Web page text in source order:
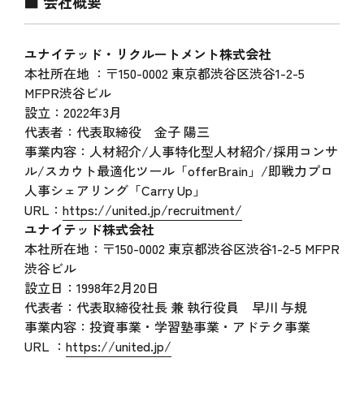
ユナイテッド・リクルートメント株式会社
本社所在地 ：〒150-0002 東京都渋谷区渋谷1-2-5
MFPR渋谷ビル
設立：2022年3月
代表者：代表取締役 金子 陽三
事業内容：人材紹介/人事特化型人材紹介/採用コンサ
ル/スカウト最適化ツール「offerBrain」/即戦力プロ
人事シェアリング「Carry Up」
URL： https://united.jp/recruitment/
ユナイテッド株式会社
本社所在地：〒150-0002 東京都渋谷区渋谷1-2-5 MFPR
渋谷ビル
設立日：1998年2月20日
代表者：代表取締役社長 兼 執行役員 早川 与規
事業内容：投資事業・学習塾事業・アドテク事業
URL ： https://united.jp/